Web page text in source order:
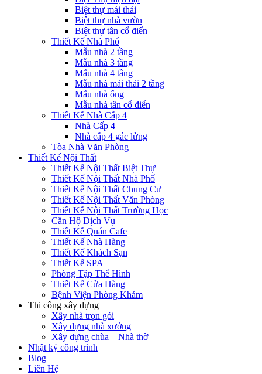
Biệt thự mái thái
Biệt thự nhà vườn
Biệt thự tân cổ điển
Thiết Kế Nhà Phố
Mẫu nhà 2 tầng
Mẫu nhà 3 tầng
Mẫu nhà 4 tầng
Mẫu nhà mái thái 2 tầng
Mẫu nhà ống
Mẫu nhà tân cổ điển
Thiết Kế Nhà Cấp 4
Nhà Cấp 4
Nhà cấp 4 gác lửng
Tòa Nhà Văn Phòng
Thiết Kế Nội Thất
Thiết Kế Nội Thất Biệt Thự
Thiết Kế Nội Thất Nhà Phố
Thiết Kế Nội Thất Chung Cư
Thiết Kế Nội Thất Văn Phòng
Thiết Kế Nội Thất Trường Học
Căn Hộ Dịch Vụ
Thiết Kế Quán Cafe
Thiết Kế Nhà Hàng
Thiết Kế Khách Sạn
Thiết Kế SPA
Phòng Tập Thể Hình
Thiết Kế Cửa Hàng
Bệnh Viện Phòng Khám
Thi công xây dựng
Xây nhà trọn gói
Xây dựng nhà xưởng
Xây dựng chùa – Nhà thờ
Nhật ký công trình
Blog
Liên Hệ